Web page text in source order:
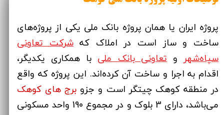
پروژه ایران یا همان پروژه بانک ملی یکی از پروژه‌های
ساخت و ساز است در املاک کهشرکت تعاونی
سپاه‌شهروتعاونی بانک ملی با همکاری یکدیگر،
اقدام به اجرا و ساخت آن کرده‌اند. این پروژه که واقع
در منطقه کوهک چیتگر است و جزو برج های کوهک
می‌باشد، دارای 3 بلوک و در مجموع 190 واحد مسکونی